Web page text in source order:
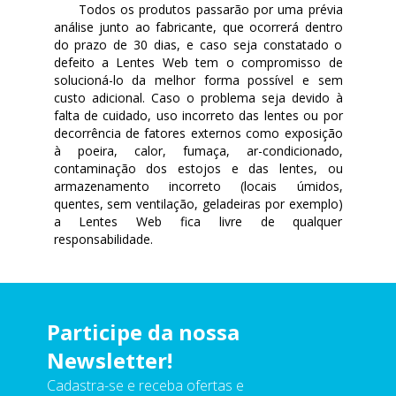
Todos os produtos passarão por uma prévia
análise junto ao fabricante, que ocorrerá dentro
do prazo de 30 dias, e caso seja constatado o
defeito a Lentes Web tem o compromisso de
solucioná-lo da melhor forma possível e sem
custo adicional. Caso o problema seja devido à
falta de cuidado, uso incorreto das lentes ou por
decorrência de fatores externos como exposição
à poeira, calor, fumaça, ar-condicionado,
contaminação dos estojos e das lentes, ou
armazenamento incorreto (locais úmidos,
quentes, sem ventilação, geladeiras por exemplo)
a Lentes Web fica livre de qualquer
responsabilidade.
Participe da nossa
Newsletter!
Cadastra-se e receba ofertas e